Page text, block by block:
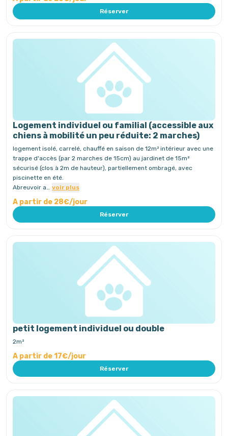
Réserver
Logement individuel ou familial (accessible aux
chiens à mobilité un peu réduite: 2 marches)
logement isolé, carrelé, chauffé en saison de 12m² intérieur avec une
trappe d'accès (par 2 marches de 15cm) au jardinet de 15m²
sécurisé (clos à 2m de hauteur), partiellement ombragé, avec
piscinette en été.
Abreuvoir a… voir plus
A partir de 28€/jour
Réserver
petit logement individuel ou double
2m²
A partir de 17€/jour
Réserver